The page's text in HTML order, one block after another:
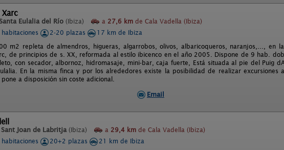
Eulalia del Río (Ibiza) a 27,6 km de Cala Vadella (Ibiza)
2-20 plazas
17 km de Ibiza
m2 repleta de almendros, higueras, algarrobos, olivos, albaricoqueros, naranjos,..., en
de principios de s. XX, reformada al estilo ibicenco en el año 2005. Dispone de 9 hab.
con secador, albornoz, hidromasaje, mini-bar, caja fuerte, Está situada al pie del Puig
En la misma finca y por los alrededores existe la posibilidad de realizar excursiones
a disposición sin coste adicional.
Email
Sant Joan de Labritja (Ibiza) a 29,4 km de Cala Vadella (Ibiza)
20+2 plazas
21 km de Ibiza